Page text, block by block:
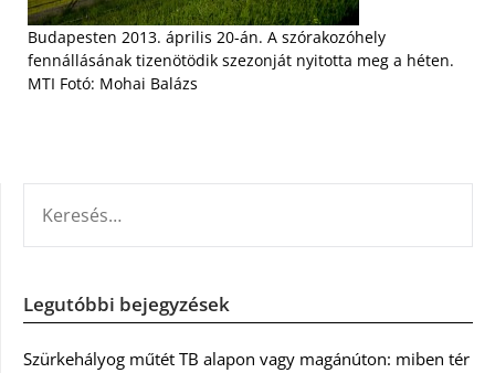
Budapesten 2013. április 20-án. A szórakozóhely
fennállásának tizenötödik szezonját nyitotta meg a héten.
MTI Fotó: Mohai Balázs
Legutóbbi bejegyzések
Szürkehályog műtét TB alapon vagy magánúton: miben tér